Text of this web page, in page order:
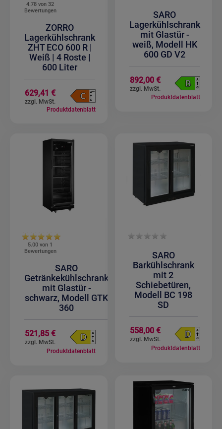
4.78 von32
Bewertungen
ZORRO
Lagerkühlschrank
ZHT ECO 600 R |
Weiß | 4 Roste |
600 Liter
629,41 €
Produktdatenblatt
SARO
Lagerkühlschrank
mit Glastür -
weiß, Modell HK
600 GD V2
892,00 €
Produktdatenblatt
5.00 von 1
Bewertungen
SARO
Getränkekühlschrank
mit Glastür -
schwarz, Modell GTK
360
521,85 €
Produktdatenblatt
SARO
Barkühlschrank
mit 2
Schiebetüren,
Modell BC 198
SD
558,00 €
Produktdatenblatt